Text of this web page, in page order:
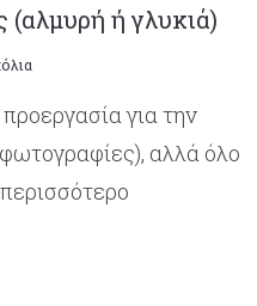
(αλμυρή ή γλυκιά)
για την
αλλά όλο